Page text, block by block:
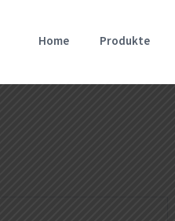
Home Produkte